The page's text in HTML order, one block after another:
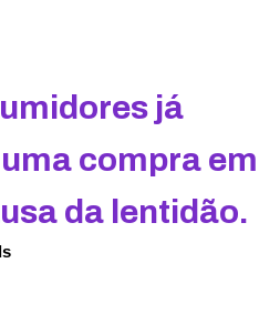
já
compra em
da lentidão.